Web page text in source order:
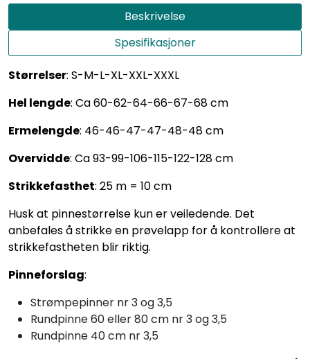
Beskrivelse
Spesifikasjoner
Størrelser: S-M-L-XL-XXL-XXXL
Hel lengde: Ca 60-62-64-66-67-68 cm
Ermelengde: 46-46-47-47-48-48 cm
Overvidde: Ca 93-99-106-115-122-128 cm
Strikkefasthet: 25 m = 10 cm
Husk at pinnestørrelse kun er veiledende. Det
anbefales å strikke en prøvelapp for å kontrollere at
strikkefastheten blir riktig.
Pinneforslag:
Strømpepinner nr 3 og 3,5
Rundpinne 60 eller 80 cm nr 3 og 3,5
Rundpinne 40 cm nr 3,5